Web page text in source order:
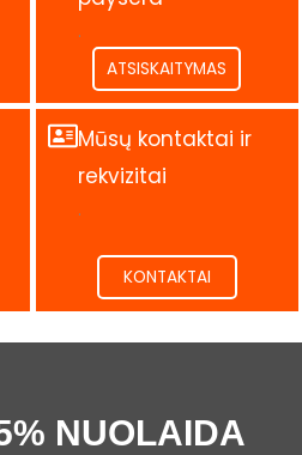
.
ATSISKAITYMAS
Mūsų kontaktai ir
rekvizitai
.
KONTAKTAI
NUOLAIDA